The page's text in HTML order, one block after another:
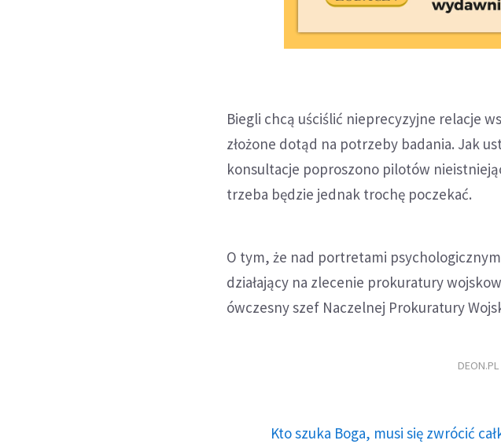
Biegli chcą uściślić nieprecyzyjne relacje
złożone dotąd na potrzeby badania. Jak
konsultacje poproszono pilotów
trzeba będzie jednak trochę poczekać.
O tym, że nad portretami
działający na zlecenie prokuratury
ówczesny szef Naczelnej Prokuratury
Kto szuka Boga, musi się zwrócić